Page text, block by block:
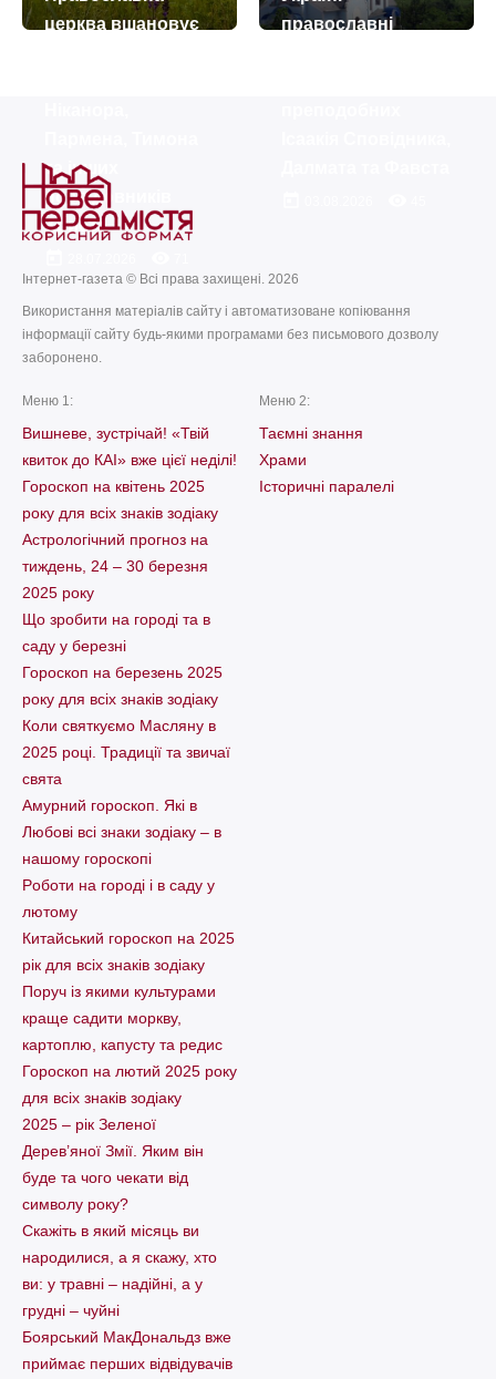
церква вшановує
та інших
послідовників
Христа
православні
Інтернет-газета © Всі права захищені. 2026
Використання матеріалів сайту і автоматизоване копіювання
інформації сайту будь-якими програмами без письмового дозволу
заборонено.
Меню 1:
Вишневе, зустрічай! «Твій
квиток до КАІ» вже цієї неділі!
Гороскоп на квітень 2025
року для всіх знаків зодіаку
Астрологічний прогноз на
тиждень, 24 – 30 березня
2025 року
Що зробити на городі та в
саду у березні
Гороскоп на березень 2025
року для всіх знаків зодіаку
Коли святкуємо Масляну в
2025 році. Традиції та звичаї
свята
Амурний гороскоп. Які в
Любові всі знаки зодіаку – в
нашому гороскопі
Pоботи на городі і в саду у
лютому
Китайський гороскоп на 2025
рік для всіх знаків зодіаку
Поруч із якими культурами
краще садити моркву,
картоплю, капусту та редис
Гороскоп на лютий 2025 року
для всіх знаків зодіаку
2025 – рік Зеленої
Дерев’яної Змії. Яким він
буде та чого чекати від
символу року?
Скажіть в який місяць ви
народилися, а я скажу, хто
ви: у травні – надійні, а у
грудні – чуйні
Боярський МакДональдз вже
приймає перших відвідувачів
Меню 2:
Таємні знання
Храми
Історичні паралелі